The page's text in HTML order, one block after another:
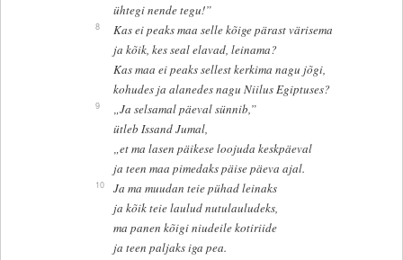
ühtegi nende tegu!”
8
Kas ei peaks maa selle kõige pärast värisema
ja kõik, kes seal elavad, leinama?
Kas maa ei peaks sellest kerkima nagu jõgi,
kohudes ja alanedes nagu Niilus Egiptuses?
9
„Ja selsamal päeval sünnib,”
ütleb Issand Jumal,
„et ma lasen päikese loojuda keskpäeval
ja teen maa pimedaks päise päeva ajal.
10
Ja ma muudan teie pühad leinaks
ja kõik teie laulud nutulauludeks,
ma panen kõigi niudeile kotiriide
ja teen paljaks iga pea.